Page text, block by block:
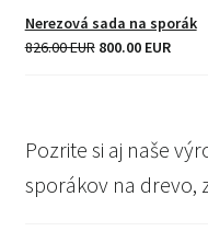
was:
782.00 EUR.747.00
Nerezová sada na sporák
826.00 EUR Original
800.00 EURCurrent
Pozrite si aj naše
sporákov na drevo,